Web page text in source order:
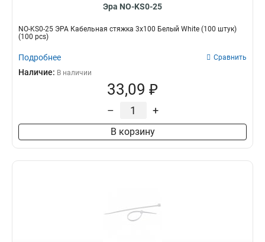
Эра NO-KS0-25
NO-KS0-25 ЭРА Кабельная стяжка 3х100 Белый White (100 штук)
(100 pcs)
Подробнее Сравнить
Наличие: В наличии
33,09 ₽
– +
В корзину